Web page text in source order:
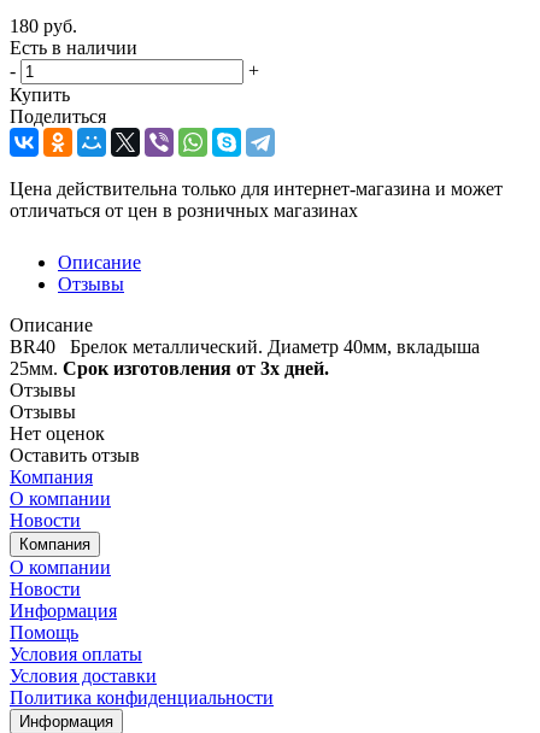
180 руб.
Есть в наличии
-
+
Купить
Поделиться
Цена действительна только для интернет-магазина и может
отличаться от цен в розничных магазинах
Описание
Отзывы
Описание
BR40 Брелок металлический. Диаметр 40мм, вкладыша
25мм. Срок изготовления от 3х дней.
Отзывы
Отзывы
Нет оценок
Оставить отзыв
Компания
О компании
Новости
Компания
О компании
Новости
Информация
Помощь
Условия оплаты
Условия доставки
Политика конфиденциальности
Информация